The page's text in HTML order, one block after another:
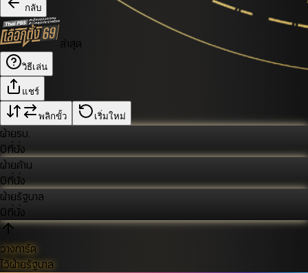
กลับ
ล่าสุด
วิธีเล่น
แชร์
พลิกขั้ว เริ่มใหม่
ฝ่ายรบ.
0ที่นั่ง
ฝ่ายค้าน
0ที่นั่ง
ฝ่ายรัฐบาล
0ที่นั่ง
วางการ์ด
ไว้ฝ่ายรัฐบาล